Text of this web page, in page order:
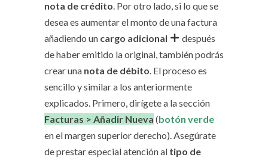
nota de crédito . Por otro lado, si lo que se
desea es aumentar el monto de una factura
añadiendo un cargo adicional
después
de haber emitido la original, también podrás
crear una nota de débito . El proceso es
sencillo y similar a los anteriormente
explicados. Primero, dirígete a la sección
Facturas > Añadir Nueva (botón verde
en el margen superior derecho). Asegúrate
de prestar especial atención al tipo de